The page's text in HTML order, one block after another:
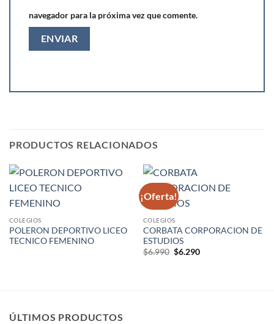
navegador para la próxima vez que comente.
PRODUCTOS RELACIONADOS
COLEGIOS
POLERON DEPORTIVO LICEO
TECNICO FEMENINO
¡Oferta!
COLEGIOS
CORBATA CORPORACION DE
ESTUDIOS
$6.990 El
$6.290El
ÚLTIMOS PRODUCTOS